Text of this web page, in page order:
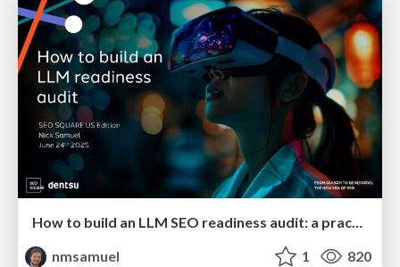
How to build an LLM SEO readiness audit: a practical framework
nmsamuel
1 820